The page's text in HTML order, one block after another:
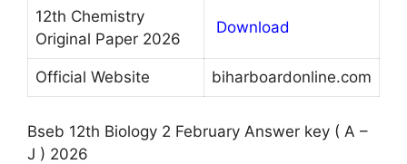
12th Chemistry
Original Paper 2026
Download
Official Website biharboardonline.com
Bseb 12th Biology 2 February Answer key ( A –
J ) 2026